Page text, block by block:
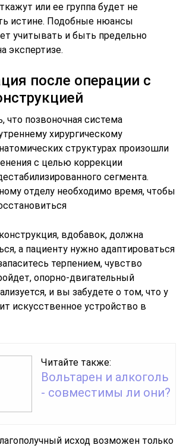
или ее группа будет не
истине. Подобные нюансы
учитывать и быть предельно
экспертизе.
после операции с
что позвоночная система
хирургическому
структурах произошли
с целью коррекции
сегмента.
отделу необходимо время, чтобы
вдобавок, должна
а пациенту нужно адаптироваться
терпением, чувство
опорно-двигательный
и вы забудете о том, что у
искусственное устройство в
Читайте также:
Вольтарен и алкоголь
- совместимы ли они?
исход возможен только